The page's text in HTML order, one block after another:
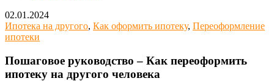
02.01.2024
Ипотека на другого, Как оформить ипотеку, Переоформление
ипотеки
Пошаговое руководство – Как переоформить
ипотеку на другого человека